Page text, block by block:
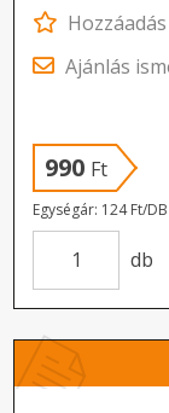
Ajánlás
990 Ft
Egységár: 124 Ft/DB
db